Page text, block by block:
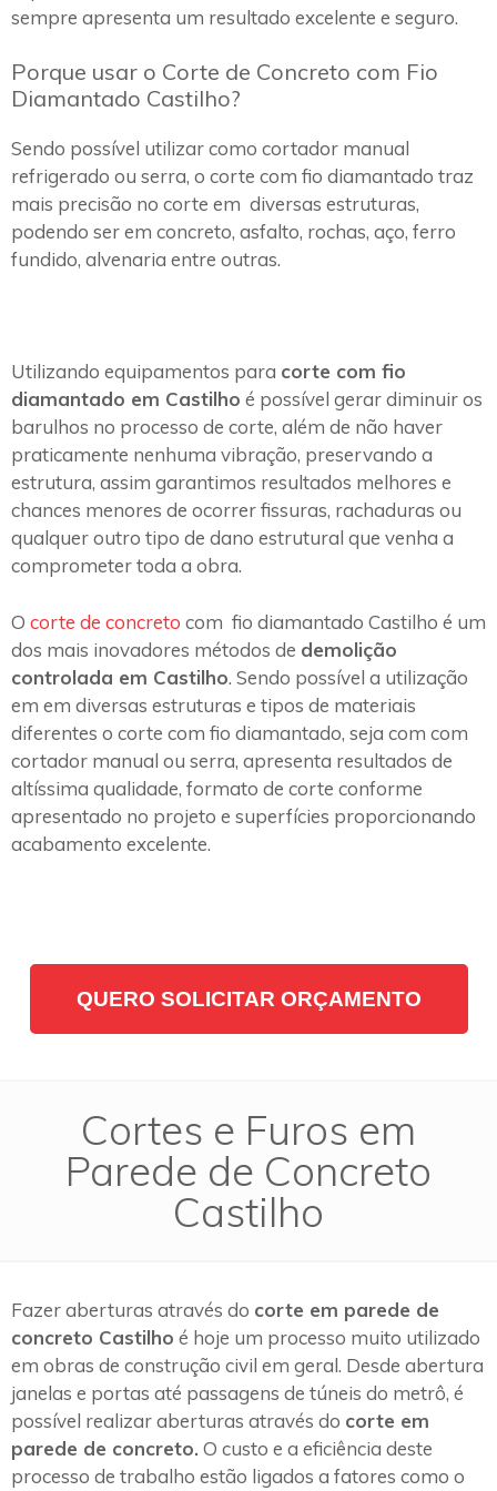
sempre apresenta um resultado excelente e seguro.
Porque usar o Corte de Concreto com Fio
Diamantado Castilho?
Sendo possível utilizar como cortador manual
refrigerado ou serra, o corte com fio diamantado traz
mais precisão no corte em diversas estruturas,
podendo ser em concreto, asfalto, rochas, aço, ferro
fundido, alvenaria entre outras.
Utilizando equipamentos para corte com fio
diamantado em Castilho é possível gerar diminuir os
barulhos no processo de corte, além de não haver
praticamente nenhuma vibração, preservando a
estrutura, assim garantimos resultados melhores e
chances menores de ocorrer fissuras, rachaduras ou
qualquer outro tipo de dano estrutural que venha a
comprometer toda a obra.
O corte de concreto com fio diamantado Castilho é um
dos mais inovadores métodos de demolição
controlada em Castilho. Sendo possível a utilização
em em diversas estruturas e tipos de materiais
diferentes o corte com fio diamantado, seja com com
cortador manual ou serra, apresenta resultados de
altíssima qualidade, formato de corte conforme
apresentado no projeto e superfícies proporcionando
acabamento excelente.
QUERO SOLICITAR ORÇAMENTO
Cortes e Furos em
Parede de Concreto
Castilho
Fazer aberturas através do corte em parede de
concreto Castilho é hoje um processo muito utilizado
em obras de construção civil em geral. Desde abertura
janelas e portas até passagens de túneis do metrô, é
possível realizar aberturas através do corte em
parede de concreto. O custo e a eficiência deste
processo de trabalho estão ligados a fatores como o